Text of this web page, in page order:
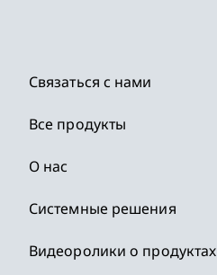
Связаться с нами
Все продукты
О нас
Системные решения
Видеоролики о продуктах